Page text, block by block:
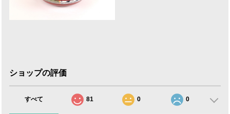
ショップの評価
すべて 81 0 0